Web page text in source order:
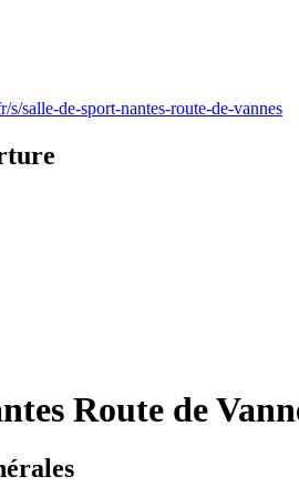
salle-de-sport-nantes-route-de-vannes
Route de